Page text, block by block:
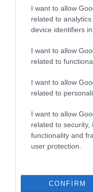
I want to allow
related to
device identifiers in
I want to allow
related to
I want to allow
related to
I want to allow
related to security,
functionality and
user protection.
CONFIRM
Υπογράφηκε η
αεροναυτιλίας
Αεροδρόμιο
τεθεί σε
2028
Χατζηδάκης:
εγκύκλιοι που
ιστοσελίδες
Ακολούθησε